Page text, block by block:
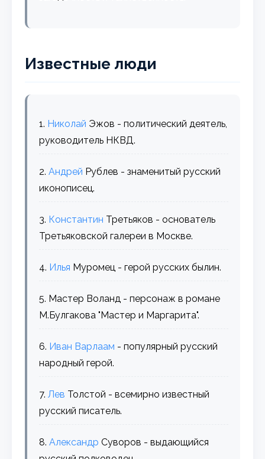
Известные люди
1. Николай Эжов - политический деятель,
руководитель НКВД.
2.Андрей Рублев - знаменитый русский
иконописец.
3. Константин Третьяков - основатель
Третьяковской галереи в Москве.
4. Илья Муромец - герой русских былин.
5. Мастер Воланд - персонаж в романе
М.Булгакова "Мастер и Маргарита".
6. Иван Варлаам - популярный русский
народный герой.
7.Лев Толстой - всемирно известный
русский писатель.
8.Александр Суворов - выдающийся